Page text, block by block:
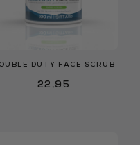
DUTY FACE SCRUB
22,95